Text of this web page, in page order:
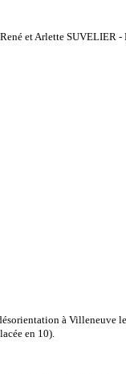
et Arlette SUVELIER
à Villeneuve
en 10).